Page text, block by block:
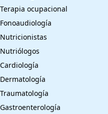
Terapia ocupacional
Fonoaudiología
Nutricionistas
Nutriólogos
Cardiología
Dermatología
Traumatología
Gastroenterología